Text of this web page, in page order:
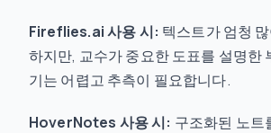
Fireflies.ai 사용 시: 텍스트가 엄청
하지만, 교수가 중요한 도표를 설명한
기는 어렵고 추측이 필요합니다.
HoverNotes 사용 시: 구조화된 노트